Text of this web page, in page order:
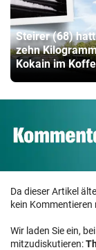
Steirer (68)
zehn
Kokain im
Da dieser Artikel
kein Kommentieren
Wir laden Sie ein,
mitzudiskutieren: